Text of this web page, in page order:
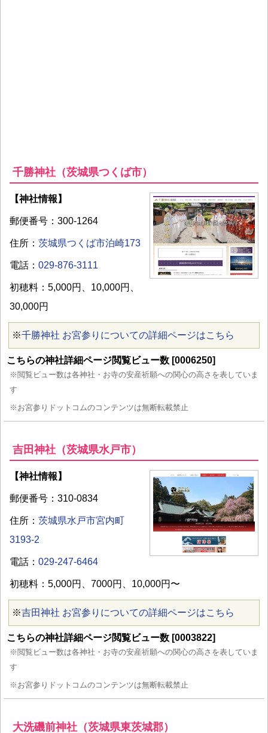
千勝神社（茨城県つくば市）
【神社情報】
郵便番号：300-1264
住所： 茨城県つくば市泊崎173
電話： 029-876-3111
初穂料：5,000円、10,000円、
30,000円
※千勝神社 お宮参りについての詳細ページはこちら
こちらの神社詳細ページ閲覧ビュー数 [0006250]
※閲覧ビュー数は各神社・お寺の安産祈願への関心の高さを表していま
す
※お宮参りドットコムのコンテンツは無断転載禁止
吉田神社（茨城県水戸市）
【神社情報】
郵便番号：310-0834
住所： 茨城県水戸市宮内町
3193-2
電話： 029-247-6464
初穂料：5,000円、7000円、10,000円〜
※吉田神社 お宮参りについての詳細ページはこちら
こちらの神社詳細ページ閲覧ビュー数 [0003822]
※閲覧ビュー数は各神社・お寺の安産祈願への関心の高さを表していま
す
※お宮参りドットコムのコンテンツは無断転載禁止
大洗磯前神社（茨城県東茨城郡）